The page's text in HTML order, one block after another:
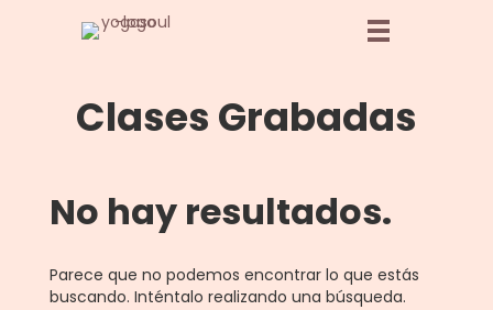
Clases Grabadas
No hay resultados.
Parece que no podemos encontrar lo que estás
buscando. Inténtalo realizando una búsqueda.